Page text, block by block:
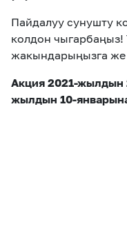
Пайдалуу сунушту
колдон чыгарбаңыз!
жакындарыңызга же
Акция 2021-жылдын
жылдын 10-